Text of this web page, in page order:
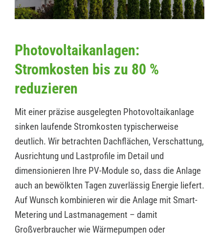
Photovoltaikanlagen:
Stromkosten bis zu 80 %
reduzieren
Mit einer präzise ausgelegten Photovoltaikanlage
sinken laufende Stromkosten typischerweise
deutlich. Wir betrachten Dachflächen, Verschattung,
Ausrichtung und Lastprofile im Detail und
dimensionieren Ihre PV-Module so, dass die Anlage
auch an bewölkten Tagen zuverlässig Energie liefert.
Auf Wunsch kombinieren wir die Anlage mit Smart-
Metering und Lastmanagement – damit
Großverbraucher wie Wärmepumpen oder